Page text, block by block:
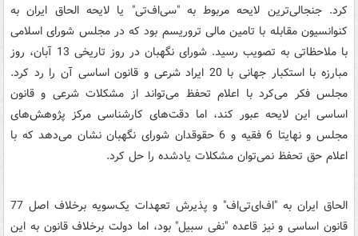
کرد. جنجالی‌ترین لایحه مربوط به "سی‌اف‌تی" یا لایحه الحاق ایران به
کنوانسیون مقابله با تامین مالی تروریسم بود که در مجلس شورای اسلامی
با ملاحظاتی به تصویب رسید. شورای نگهبان در روز تاریخی 13 آبان، روز
مبارزه با استکبار جهانی با 20 ایراد شرعی و قانون اساسی آن را رد کرد.
مجلس فکر می‌کرد با اعلام تحفظ می‌تواند از مشکلات شرعی و قانون
اساسی این لایحه عبور کند، اما دقت‌های کارشناسی مرکز پژوهش‌های
مجلس و نهایتا 6 فقیه و 6 حقوقدان شورای نگهبان نشان می‌دهد که با
اعلام حق تحفظ نمی‌توان مشکلات یادشده را حل کرد.
الحاق ایران به "اف‌ای‌تی‌اف" و پذیرش تعهدات یک‌سویه برخلاف اصل 77
قانون اساسی و نیز قاعده "نفی سبیل" بود، اما دولت برخلاف قانون به این